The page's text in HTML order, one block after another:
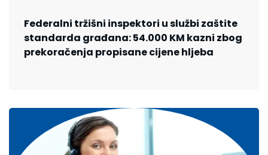
Federalni tržišni inspektori u službi zaštite
standarda građana: 54.000 KM kazni zbog
prekoračenja propisane cijene hljeba